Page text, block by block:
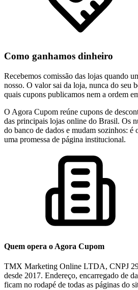
Como ganhamos dinheiro
Recebemos comissão das lojas quando
nosso. O valor sai da loja, nunca do seu
quais cupons publicamos nem a ordem
O Agora Cupom reúne cupons de
das principais lojas online do Brasil. Os
do banco de dados e mudam sozinhos: é
uma promessa de página institucional.
Quem opera o Agora Cupom
TMX Marketing Online LTDA, CNPJ
desde 2017. Endereço, encarregado de
ficam no rodapé de todas as páginas do